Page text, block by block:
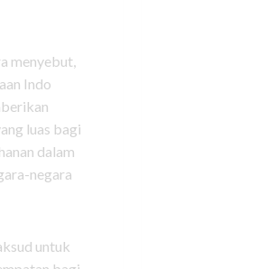
menyebut,
Indo
luas bagi
dalam
negara
untuk